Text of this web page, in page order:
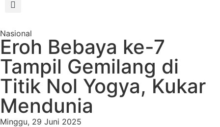
Nasional
Eroh Bebaya ke-7
Tampil Gemilang di
Titik Nol Yogya, Kukar
Mendunia
Minggu, 29 Juni 2025